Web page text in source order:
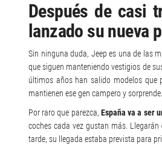
Después de casi
lanzado su nueva
Sin ninguna duda, Jeep es una de las
que siguen manteniendo vestigios de
últimos años han salido modelos que
mantienen ese gen campero y sorprende.
Por raro que parezca, España va a ser
coches cada vez gustan más. Llegarán
tarde, su llegada estaba prevista para